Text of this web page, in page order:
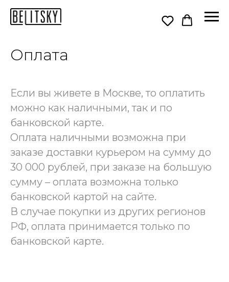
Оплата
Если вы живете в Москве, то оплатить
можно как наличными, так и по
банковской карте.
Оплата наличными возможна при
заказе доставки курьером на сумму до
30 000 рублей, при заказе на большую
сумму – оплата возможна только
банковской картой на сайте.
В случае покупки из других регионов
РФ, оплата принимается только по
банковской карте.